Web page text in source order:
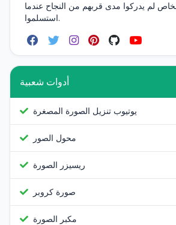
لم يدركوا مدى قربهم من النجاح عندما
استسلموا.
أدوات شعبية
يوتيوب تنزيل الصورة المصغرة
محول الصور
ريسيزر الصورة
صورة كروبر
مكبر الصورة